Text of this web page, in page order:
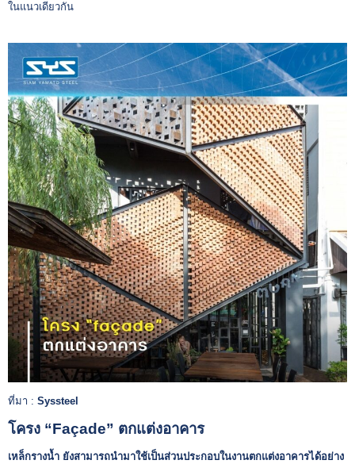
ในแนวเดียวกัน
ที่มา : Syssteel
โครง “Façade” ตกแต่งอาคาร
เหล็กรางน้ำ ยังสามารถนำมาใช้เป็นส่วนประกอบในงานตกแต่งอาคารได้อย่าง